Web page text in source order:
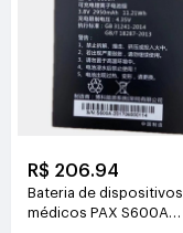
R$ 206.94
Bateria de dispositivos
médicos PAX S600A